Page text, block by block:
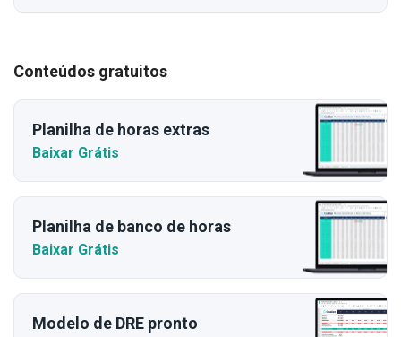
Conteúdos gratuitos
Planilha de horas extras
Baixar Grátis
Planilha de banco de horas
Baixar Grátis
Modelo de DRE pronto